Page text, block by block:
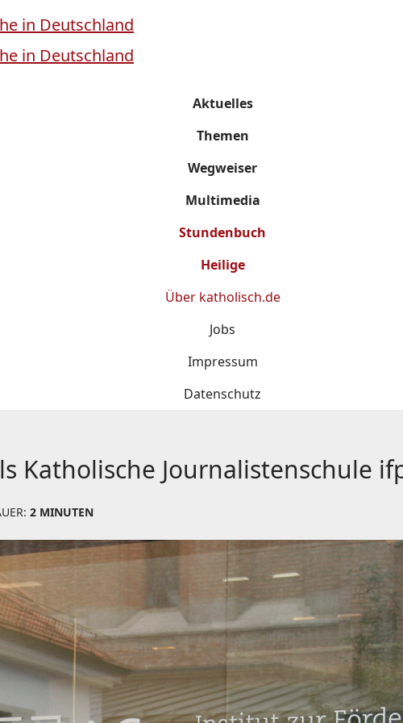
Aktuelles
Themen
Wegweiser
Multimedia
Stundenbuch
Heilige
Über katholisch.de
Jobs
Impressum
Datenschutz
Katholische Journalistenschule
2 MINUTEN